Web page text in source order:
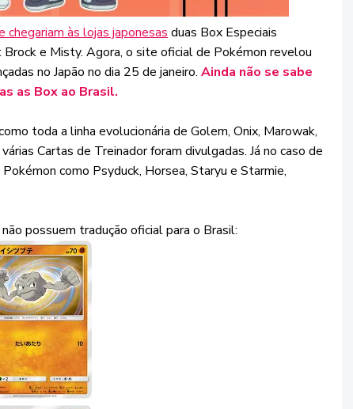
chegariam às lojas japonesas duas Box Especiais
e Misty. Agora, o site oficial de Pokémon revelou
no Japão no dia 25 de janeiro. Ainda não se sabe
as Box ao Brasil.
toda a linha evolucionária de Golem, Onix, Marowak,
Cartas de Treinador foram divulgadas. Já no caso de
como Psyduck, Horsea, Staryu e Starmie,
possuem tradução oficial para o Brasil: